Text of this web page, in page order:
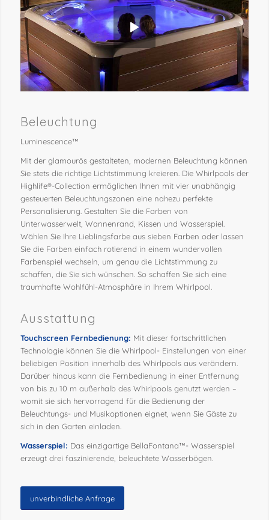
Beleuchtung
Luminescence™
Mit der glamourös gestalteten, modernen Beleuchtung können
Sie stets die richtige Lichtstimmung kreieren. Die Whirlpools der
Highlife®-Collection ermöglichen Ihnen mit vier unabhängig
gesteuerten Beleuchtungszonen eine nahezu perfekte
Personalisierung. Gestalten Sie die Farben von
Unterwasserwelt, Wannenrand, Kissen und Wasserspiel.
Wählen Sie Ihre Lieblingsfarbe aus sieben Farben oder lassen
Sie die Farben einfach rotierend in einem wundervollen
Farbenspiel wechseln, um genau die Lichtstimmung zu
schaffen, die Sie sich wünschen. So schaffen Sie sich eine
traumhafte Wohlfühl-Atmosphäre in Ihrem Whirlpool.
Ausstattung
Touchscreen Fernbedienung: Mit dieser fortschrittlichen
Technologie können Sie die Whirlpool- Einstellungen von einer
beliebigen Position innerhalb des Whirlpools aus verändern.
Darüber hinaus kann die Fernbedienung in einer Entfernung
von bis zu 10 m außerhalb des Whirlpools genutzt werden –
womit sie sich hervorragend für die Bedienung der
Beleuchtungs- und Musikoptionen eignet, wenn Sie Gäste zu
sich in den Garten einladen.
Wasserspiel: Das einzigartige BellaFontana™- Wasserspiel
erzeugt drei faszinierende, beleuchtete Wasserbögen.
unverbindliche Anfrage